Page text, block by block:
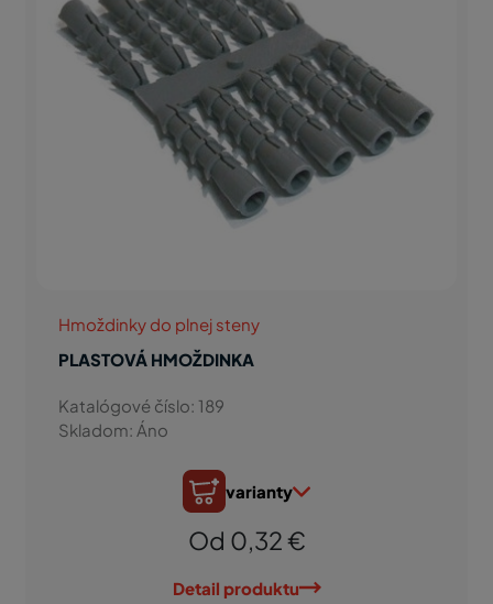
Hmoždinky do plnej steny
PLASTOVÁ HMOŽDINKA
Katalógové číslo: 189
Skladom: Áno
varianty
Od 0,32 €
Detail produktu